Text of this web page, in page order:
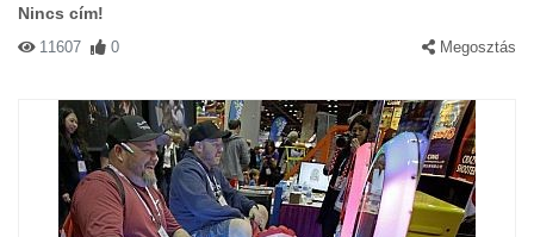
Nincs cím!
11607 0 Megosztás